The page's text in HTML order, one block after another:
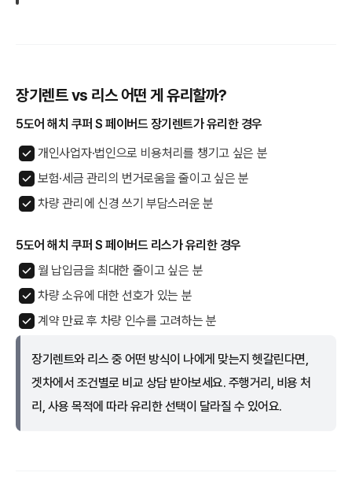
장기렌트 vs 리스 어떤 게 유리할까?
5도어 해치 쿠퍼 S 페이버드 장기렌트가 유리한 경우
개인사업자·법인으로 비용처리를 챙기고 싶은 분
보험·세금 관리의 번거로움을 줄이고 싶은 분
차량 관리에 신경 쓰기 부담스러운 분
5도어 해치 쿠퍼 S 페이버드 리스가 유리한 경우
월 납입금을 최대한 줄이고 싶은 분
차량 소유에 대한 선호가 있는 분
계약 만료 후 차량 인수를 고려하는 분
장기렌트와 리스 중 어떤 방식이 나에게 맞는지 헷갈린다면,
겟차에서 조건별로 비교 상담 받아보세요. 주행거리, 비용 처
리, 사용 목적에 따라 유리한 선택이 달라질 수 있어요.